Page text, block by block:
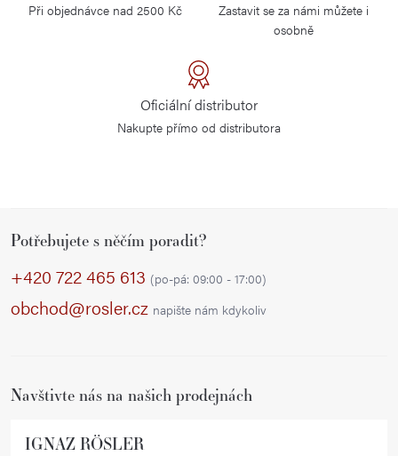
s
Při objednávce nad 2500 Kč
Zastavit se za námi můžete i
osobně
Oficiální distributor
Nakupte přímo od distributora
Potřebujete s něčím poradit?
+420 722 465 613 (po-pá: 09:00 - 17:00)
obchod@rosler.cz napište nám kdykoliv
Navštivte nás na našich prodejnách
IGNAZ RÖSLER